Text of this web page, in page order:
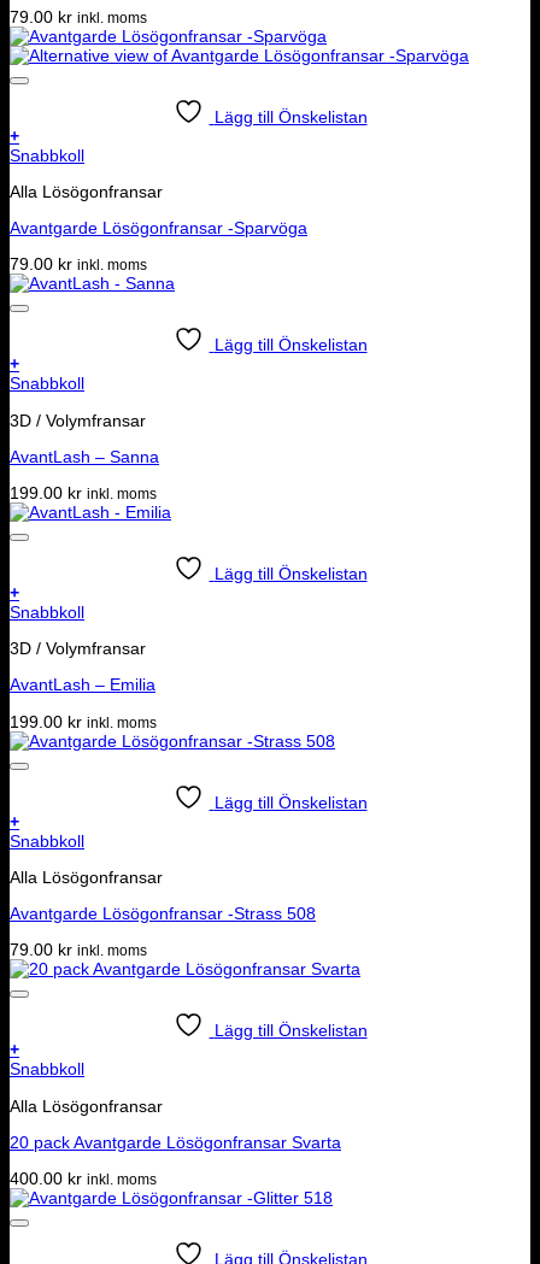
79.00 kr inkl. moms
Lägg till Önskelistan
+
Snabbkoll
Alla Lösögonfransar
Avantgarde Lösögonfransar -Sparvöga
79.00 kr inkl. moms
Lägg till Önskelistan
+
Snabbkoll
3D / Volymfransar
AvantLash – Sanna
199.00 kr inkl. moms
Lägg till Önskelistan
+
Snabbkoll
3D / Volymfransar
AvantLash – Emilia
199.00 kr inkl. moms
Lägg till Önskelistan
+
Snabbkoll
Alla Lösögonfransar
Avantgarde Lösögonfransar -Strass 508
79.00 kr inkl. moms
Lägg till Önskelistan
+
Snabbkoll
Alla Lösögonfransar
20 pack Avantgarde Lösögonfransar Svarta
400.00 kr inkl. moms
Lägg till Önskelistan